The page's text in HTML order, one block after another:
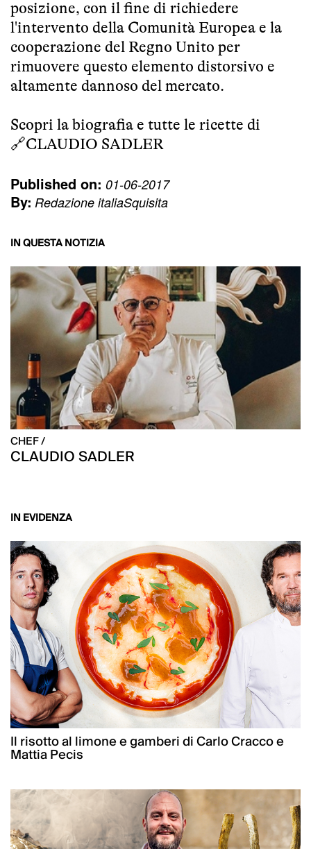
posizione, con il fine di richiedere
l'intervento della Comunità Europea e la
cooperazione del Regno Unito per
rimuovere questo elemento distorsivo e
altamente dannoso del mercato.
Scopri la biografia e tutte le ricette di
🔗CLAUDIO SADLER
Published on: 01-06-2017
By: Redazione italiaSquisita
IN QUESTA NOTIZIA
CHEF /
CLAUDIO SADLER
IN EVIDENZA
Il risotto al limone e gamberi di Carlo Cracco e
Mattia Pecis